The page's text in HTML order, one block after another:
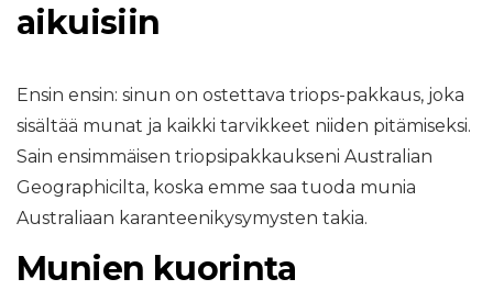
aikuisiin
Ensin ensin: sinun on ostettava triops-pakkaus, joka
sisältää munat ja kaikki tarvikkeet niiden pitämiseksi.
Sain ensimmäisen triopsipakkaukseni Australian
Geographicilta, koska emme saa tuoda munia
Australiaan karanteenikysymysten takia.
Munien kuorinta